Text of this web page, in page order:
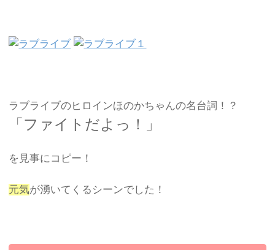
ラブライブのヒロインほのかちゃんの名台詞！？
「ファイトだよっ！」
を見事にコピー！
元気が湧いてくるシーンでした！